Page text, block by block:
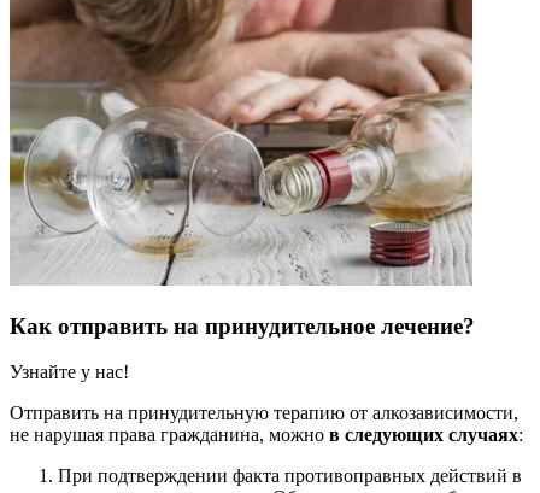
Как отправить на принудительное лечение?
Узнайте у нас!
Отправить на принудительную терапию от алкозависимости,
не нарушая права гражданина, можно в следующих случаях:
При подтверждении факта противоправных действий в